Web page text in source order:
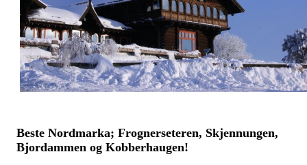
Beste Nordmarka; Frognerseteren, Skjennungen,
Bjordammen og Kobberhaugen!